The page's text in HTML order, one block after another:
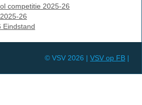
competitie 2025-26
26
Eindstand
© VSV 2026 | VSV op FB |